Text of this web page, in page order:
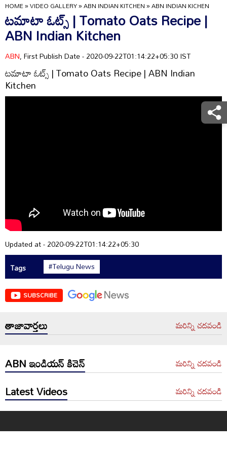
HOME»VIDEO GALLERY»ABN INDIAN KITCHEN»ABN INDIAN KICHEN
టమాటా ఓట్స్ | Tomato Oats Recipe |
ABN Indian Kitchen
ABN, First Publish Date - 2020-09-22T01:14:22+05:30 IST
టమాటా ఓట్స్ | Tomato Oats Recipe | ABN Indian
Kitchen
Updated at - 2020-09-22T01:14:22+05:30
Tags
#Telugu News
SUBSCRIBE
తాజావార్తలు మరిన్ని చదవండి
ABN ఇండియన్ కిచెన్ మరిన్ని చదవండి
Latest Videos మరిన్ని చదవండి